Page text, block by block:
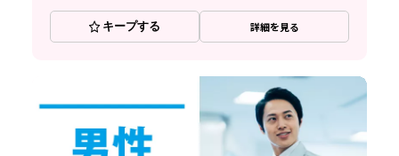
キープする 詳細を見る